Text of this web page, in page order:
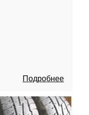
Подробнее